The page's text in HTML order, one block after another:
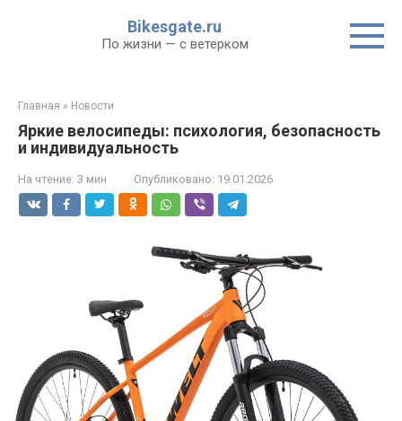
Bikesgate.ru
По жизни — с ветерком
Главная » Новости
Яркие велосипеды: психология, безопасность
и индивидуальность
На чтение: 3 мин Опубликовано: 19.01.2026